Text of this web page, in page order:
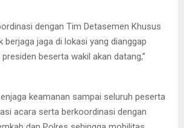
dengan Tim Detasemen Khusus
berjaga jaga di lokasi yang dianggap
beserta wakil akan datang,”
keamanan sampai seluruh peserta
acara serta berkoordinasi dengan